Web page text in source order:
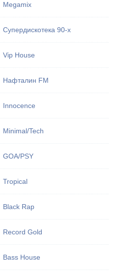
Megamix
Супердискотека 90-х
Vip House
Нафталин FM
Innocence
Minimal/Tech
GOA/PSY
Tropical
Black Rap
Record Gold
Bass House